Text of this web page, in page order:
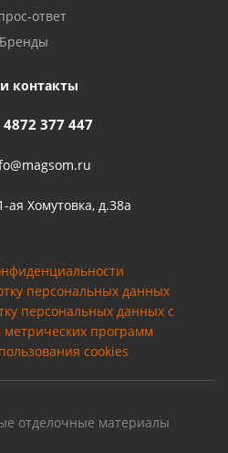
ответ
Бренды
контакты
4872 377 447
ая Хомутовка, д.38а
персональных данных
персональных данных с
метрических программ
cookies
отделочные материалы